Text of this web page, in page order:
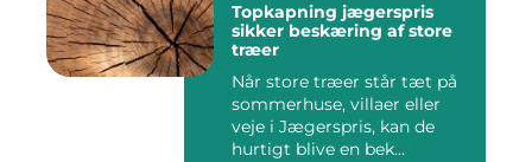
Topkapning jægerspris
sikker beskæring af store
træer
Når store træer står tæt på
sommerhuse, villaer eller
veje i Jægerspris, kan de
hurtigt blive en bek...